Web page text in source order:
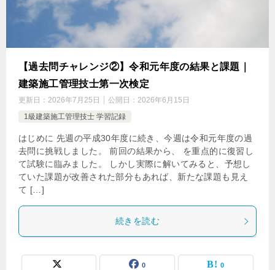
【過去問チャレンジ②】令和元年度の結果と課題｜
建築施工管理技士第一次検定
更新日： 2026年7月25日 公開日： 2026年6月15日
1級建築施工管理技士 学習記録
はじめに 先週の平成30年度に続き、今週は令和元年度の過
去問に挑戦しました。 前回の結果から、 を重点的に復習し
て試験に臨みました。 しかし実際に解いてみると、予想し
ていた課題が改善された部分もあれば、新たな課題も見え
て […]
続きを読む
0 0